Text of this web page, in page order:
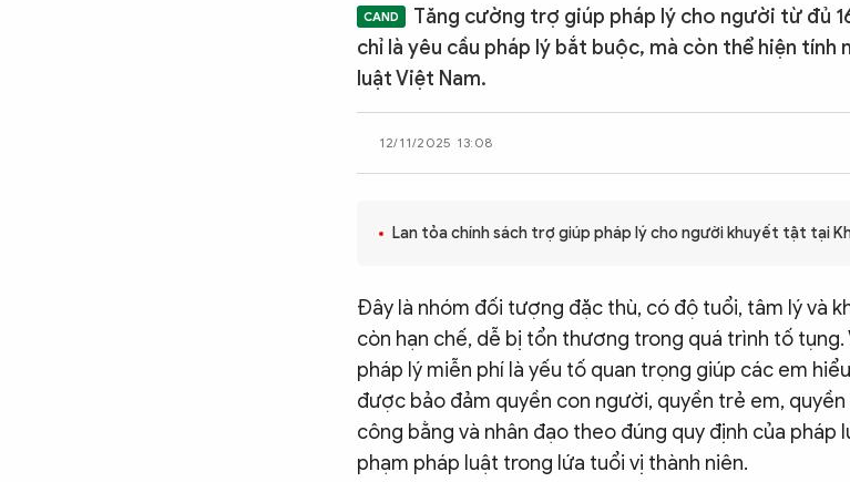
Tăng cường trợ giúp pháp lý cho người từ đủ
chỉ là yêu cầu pháp lý bắt buộc, mà còn thể hiện tính
luật Việt Nam.
12/11/2025 13:08
Lan tỏa chính sách trợ giúp pháp lý cho người khuyết tật tại
Đây là nhóm đối tượng đặc thù, có độ tuổi, tâm lý và
còn hạn chế, dễ bị tổn thương trong quá trình tố tụng.
pháp lý miễn phí là yếu tố quan trọng giúp các em
được bảo đảm quyền con người, quyền trẻ em,
công bằng và nhân đạo theo đúng quy định của pháp
phạm pháp luật trong lứa tuổi vị thành niên.